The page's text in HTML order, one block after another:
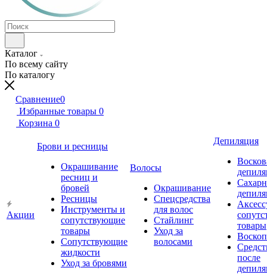
Каталог
По всему сайту
По каталогу
Сравнение0
Избранные товары 0
Корзина 0
Акции
Брови и ресницы
Окрашивание
ресниц и
бровей
Ресницы
Инструменты и
сопутствующие
товары
Сопутствующие
жидкости
Уход за бровями
Волосы
Окрашивание
Спецсредства
для волос
Стайлинг
Уход за
волосами
Депиляция
товары
после